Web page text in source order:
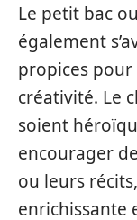
Le petit bac
également
propices
créativité. Le
soient
encourager
ou leurs
enrichissante